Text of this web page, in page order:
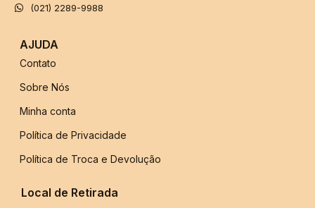
(021) 2289-9988
AJUDA
Contato
Sobre Nós
Minha conta
Política de Privacidade
Política de Troca e Devolução
Local de Retirada